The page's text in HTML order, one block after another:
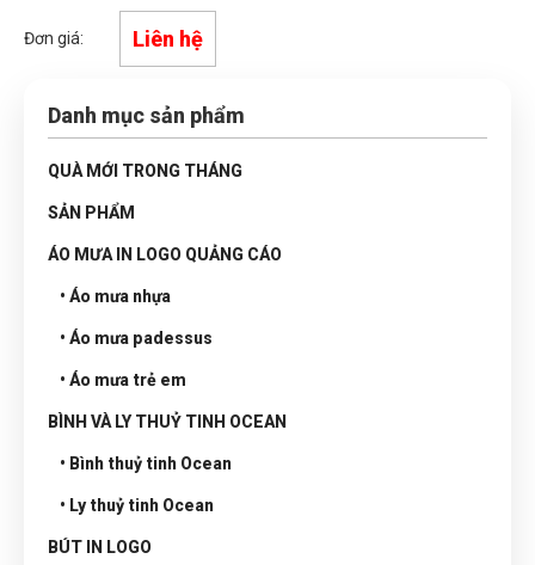
Đơn giá: Liên hệ
Danh mục sản phẩm
QUÀ MỚI TRONG THÁNG
SẢN PHẨM
ÁO MƯA IN LOGO QUẢNG CÁO
• Áo mưa nhựa
• Áo mưa padessus
• Áo mưa trẻ em
BÌNH VÀ LY THUỶ TINH OCEAN
• Bình thuỷ tinh Ocean
• Ly thuỷ tinh Ocean
BÚT IN LOGO